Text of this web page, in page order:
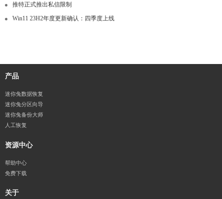
推特正式推出私信限制
Win11 23H2年度更新确认：四季度上线
产品
迷你兔数据恢复
迷你兔分区向导
迷你兔备份大师
人工恢复
资源中心
帮助中心
免费下载
关于